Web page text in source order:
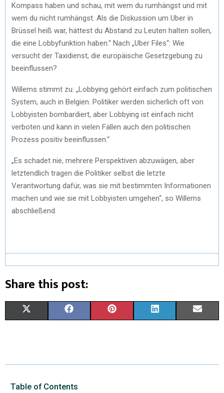
Kompass haben und schau, mit wem du rumhängst und mit
wem du nicht rumhängst. Als die Diskussion um Uber in
Brüssel heiß war, hättest du Abstand zu Leuten halten sollen,
die eine Lobbyfunktion haben.“ Nach „Uber Files“: Wie
versucht der Taxidienst, die europäische Gesetzgebung zu
beeinflussen?
Willems stimmt zu: „Lobbying gehört einfach zum politischen
System, auch in Belgien. Politiker werden sicherlich oft von
Lobbyisten bombardiert, aber Lobbying ist einfach nicht
verboten und kann in vielen Fällen auch den politischen
Prozess positiv beeinflussen.“
„Es schadet nie, mehrere Perspektiven abzuwägen, aber
letztendlich tragen die Politiker selbst die letzte
Verantwortung dafür, was sie mit bestimmten Informationen
machen und wie sie mit Lobbyisten umgehen“, so Willems
abschließend.
Share this post:
W E T K I
Table of Contents